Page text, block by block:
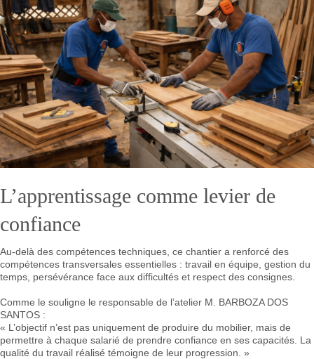
L’apprentissage comme levier de
confiance
Au-delà des compétences techniques, ce chantier a renforcé des
compétences transversales essentielles : travail en équipe, gestion du
temps, persévérance face aux difficultés et respect des consignes.
Comme le souligne le responsable de l’atelier M. BARBOZA DOS
SANTOS :
« L’objectif n’est pas uniquement de produire du mobilier, mais de
permettre à chaque salarié de prendre confiance en ses capacités. La
qualité du travail réalisé témoigne de leur progression. »